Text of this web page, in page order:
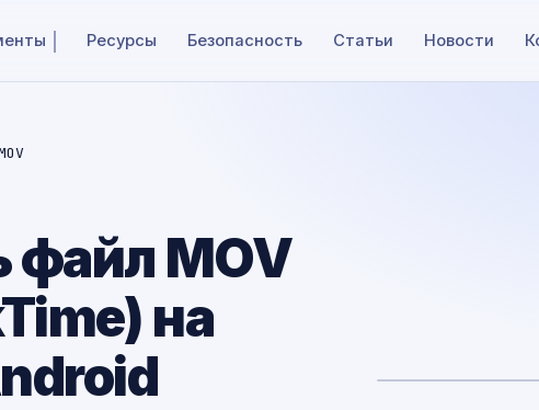
Ресурсы Безопасность Статьи Новости
файл MOV
на